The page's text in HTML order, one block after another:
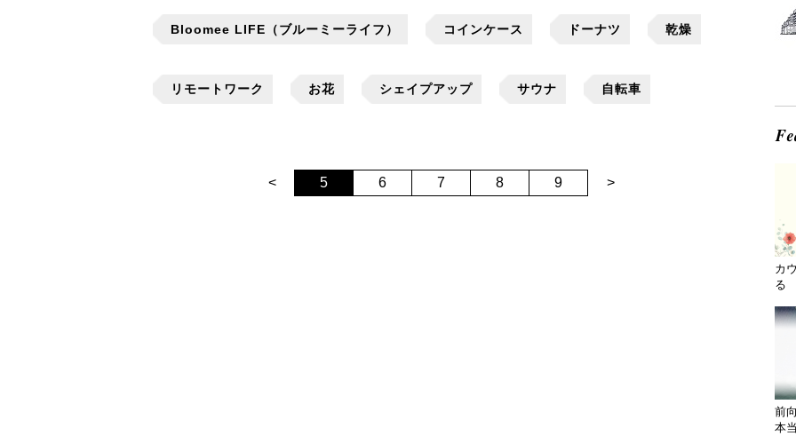
Bloomee LIFE（ブルーミーライフ） コインケース ドーナツ 乾燥
リモートワーク お花 シェイプアップ サウナ 自転車
< 5 6 7 8 9 >
カ
る
前
本